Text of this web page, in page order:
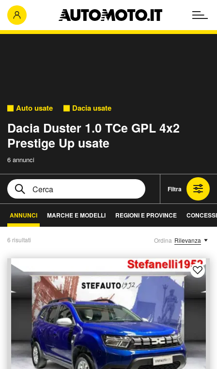
Auto usate Dacia usate
Dacia Duster 1.0 TCe GPL 4x2
Prestige Up usate
6 annunci
Filtra
ANNUNCI MARCHE E MODELLI REGIONI E PROVINCE
6 risultati Ordina Rilevanza